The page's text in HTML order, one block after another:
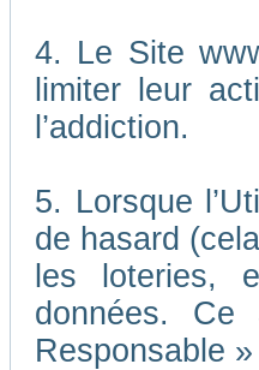
4. Le Site
limiter leur
l’addiction.
5. Lorsque
de hasard
les loteries,
données. Ce
Responsable